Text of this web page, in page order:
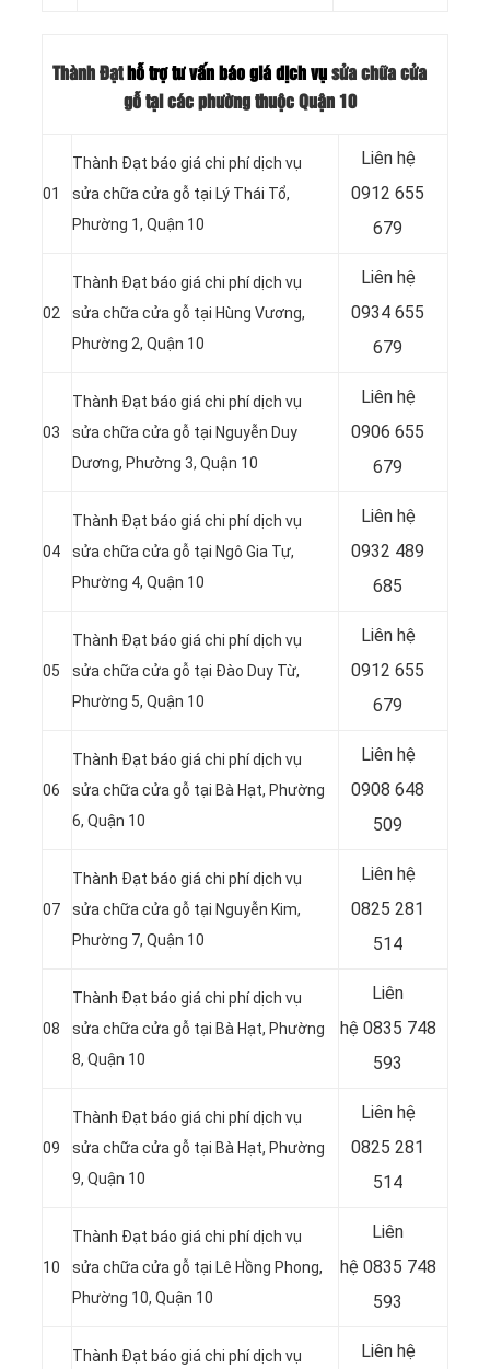
Thành Đạt hỗ trợ tư vấn báo giá dịch vụ sửa chữa cửa
gỗ tại các phường thuộc Quận 10
01
Thành Đạt báo giá chi phí dịch vụ
sửa chữa cửa gỗ tại Lý Thái Tổ,
Phường 1, Quận 10
Liên hệ
0912 655
679
02
Thành Đạt báo giá chi phí dịch vụ
sửa chữa cửa gỗ tại Hùng Vương,
Phường 2, Quận 10
Liên hệ
0934 655
679
03
Thành Đạt báo giá chi phí dịch vụ
sửa chữa cửa gỗ tại Nguyễn Duy
Dương, Phường 3, Quận 10
Liên hệ
0906 655
679
04
Thành Đạt báo giá chi phí dịch vụ
sửa chữa cửa gỗ tại Ngô Gia Tự,
Phường 4, Quận 10
Liên hệ
0932 489
685
05
Thành Đạt báo giá chi phí dịch vụ
sửa chữa cửa gỗ tại Đào Duy Từ,
Phường 5, Quận 10
Liên hệ
0912 655
679
06
Thành Đạt báo giá chi phí dịch vụ
sửa chữa cửa gỗ tại Bà Hạt, Phường
6, Quận 10
Liên hệ
0908 648
509
07
Thành Đạt báo giá chi phí dịch vụ
sửa chữa cửa gỗ tại Nguyễn Kim,
Phường 7, Quận 10
Liên hệ
0825 281
514
08
Thành Đạt báo giá chi phí dịch vụ
sửa chữa cửa gỗ tại Bà Hạt, Phường
8, Quận 10
Liên
hệ 0835 748
593
09
Thành Đạt báo giá chi phí dịch vụ
sửa chữa cửa gỗ tại Bà Hạt, Phường
9, Quận 10
Liên hệ
0825 281
514
10
Thành Đạt báo giá chi phí dịch vụ
sửa chữa cửa gỗ tại Lê Hồng Phong,
Phường 10, Quận 10
Liên
hệ 0835 748
593
Thành Đạt báo giá chi phí dịch vụ Liên hệ